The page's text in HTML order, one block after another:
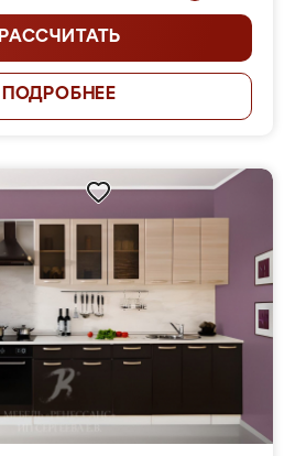
РАССЧИТАТЬ
ПОДРОБНЕЕ